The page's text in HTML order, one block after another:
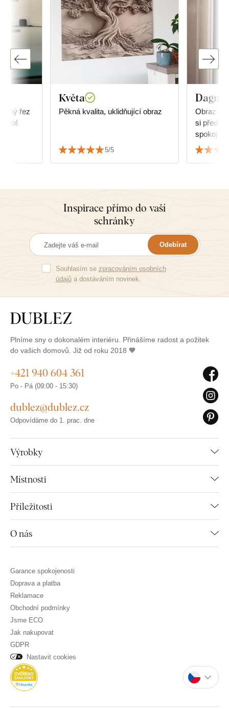
řez
to!
Květa
Pěkná kvalita, uklidňující obraz
5/5
Obraz
si
Inspirace přímo do vaší
schránky
Odebírat
Souhlasím se zpracováním osobních
údajůa dostáváním novinek.
Plníme sny o dokonalém interiéru. Přinášíme radost a požitek
do vašich domovů. Již od roku 2018 🧡
Výrobky
Místnosti
Příležitosti
O nás
+421 940 604 361
Po - Pá (09:00 - 15:30)
dublez@dublez.cz
Odpovídáme do 1. prac. dne
Garance spokojenosti
Doprava a platba
Reklamace
Obchodní podmínky
Jsme ECO
Jak nakupovat
GDPR
Nastavit cookies